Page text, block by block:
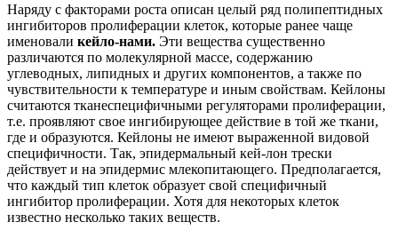
Наряду с факторами роста описан целый ряд полипептидных
ингибиторов пролиферации клеток, которые ранее чаще
именовали кейло-нами. Эти вещества существенно
различаются по молекулярной массе, содержанию
углеводных, липидных и других компонентов, а также по
чувствительности к температуре и иным свойствам. Кейлоны
считаются тканеспецифичными регуляторами пролиферации,
т.е. проявляют свое ингибирующее действие в той же ткани,
где и образуются. Кейлоны не имеют выраженной видовой
специфичности. Так, эпидермальный кей-лон трески
действует и на эпидермис млекопитающего. Предполагается,
что каждый тип клеток образует свой специфичный
ингибитор пролиферации. Хотя для некоторых клеток
известно несколько таких веществ.